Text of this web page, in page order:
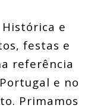
e
festas e
referência
e no
Primamos